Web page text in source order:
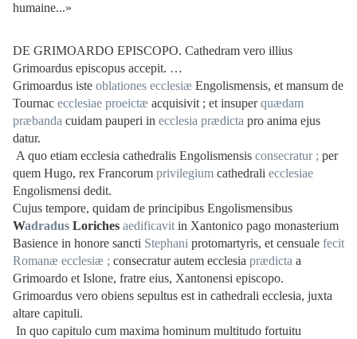
humaine...»
DE GRIMOARDO EPISCOPO. Cathedram vero illius
Grimoardus episcopus accepit. …
Grimoardus iste oblationes ecclesiæ Engolismensis, et mansum de
Tournac ecclesiae proeictæ acquisivit ; et insuperquædam
præbanda cuidam pauperi in ecclesia prædicta pro anima ejus
datur.
A quo etiam ecclesia cathedralis Engolismensis consecratur ; per
quem Hugo, rex Francorum privilegium cathedrali ecclesiae
Engolismensi dedit.
Cujus tempore, quidam de principibus Engolismensibus
Wadradus Loriches aedificavit in Xantonico pago monasterium
Basience in honore sancti Stephani protomartyris, et censuale fecit
Romanæ ecclesiæ ; consecratur autem ecclesia prædicta a
Grimoardo et Islone, fratre eius, Xantonensi episcopo.
Grimoardus vero obiens sepultus est in cathedrali ecclesia, juxta
altare capituli.
In quo capitulo cum maxima hominum multitudo fortuitu